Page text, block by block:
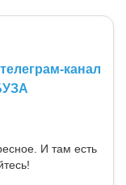
канал
И там есть